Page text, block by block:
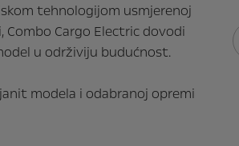
tehnologijom usmjerenoj
Combo Cargo Electric dovodi
u održiviju budućnost.
modela i odabranoj opremi